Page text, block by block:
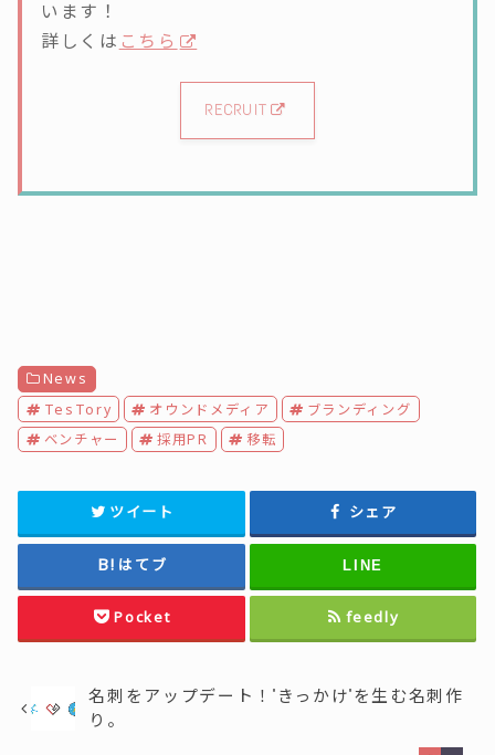
います！
詳しくは こちら
RECRUIT
News
TesTory
オウンドメディア
ブランディング
ベンチャー
採用PR 移転
ツイート シェア
はてブ LINE
Pocket feedly
名刺をアップデート！"きっかけ"を生む名刺作
り。